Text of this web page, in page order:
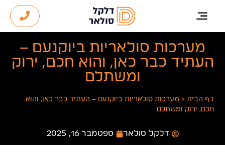
מערכות סולאריות ביוקנעם –
העתיד כבר כאן, והוא חכם, ירוק
ומשתלם
דף הבית » מערכות סולאריות ביוקנעם – העתיד כבר כאן, והוא
חכם, ירוק ומשתלם
דלקל סולאר ספטמבר 16, 2025